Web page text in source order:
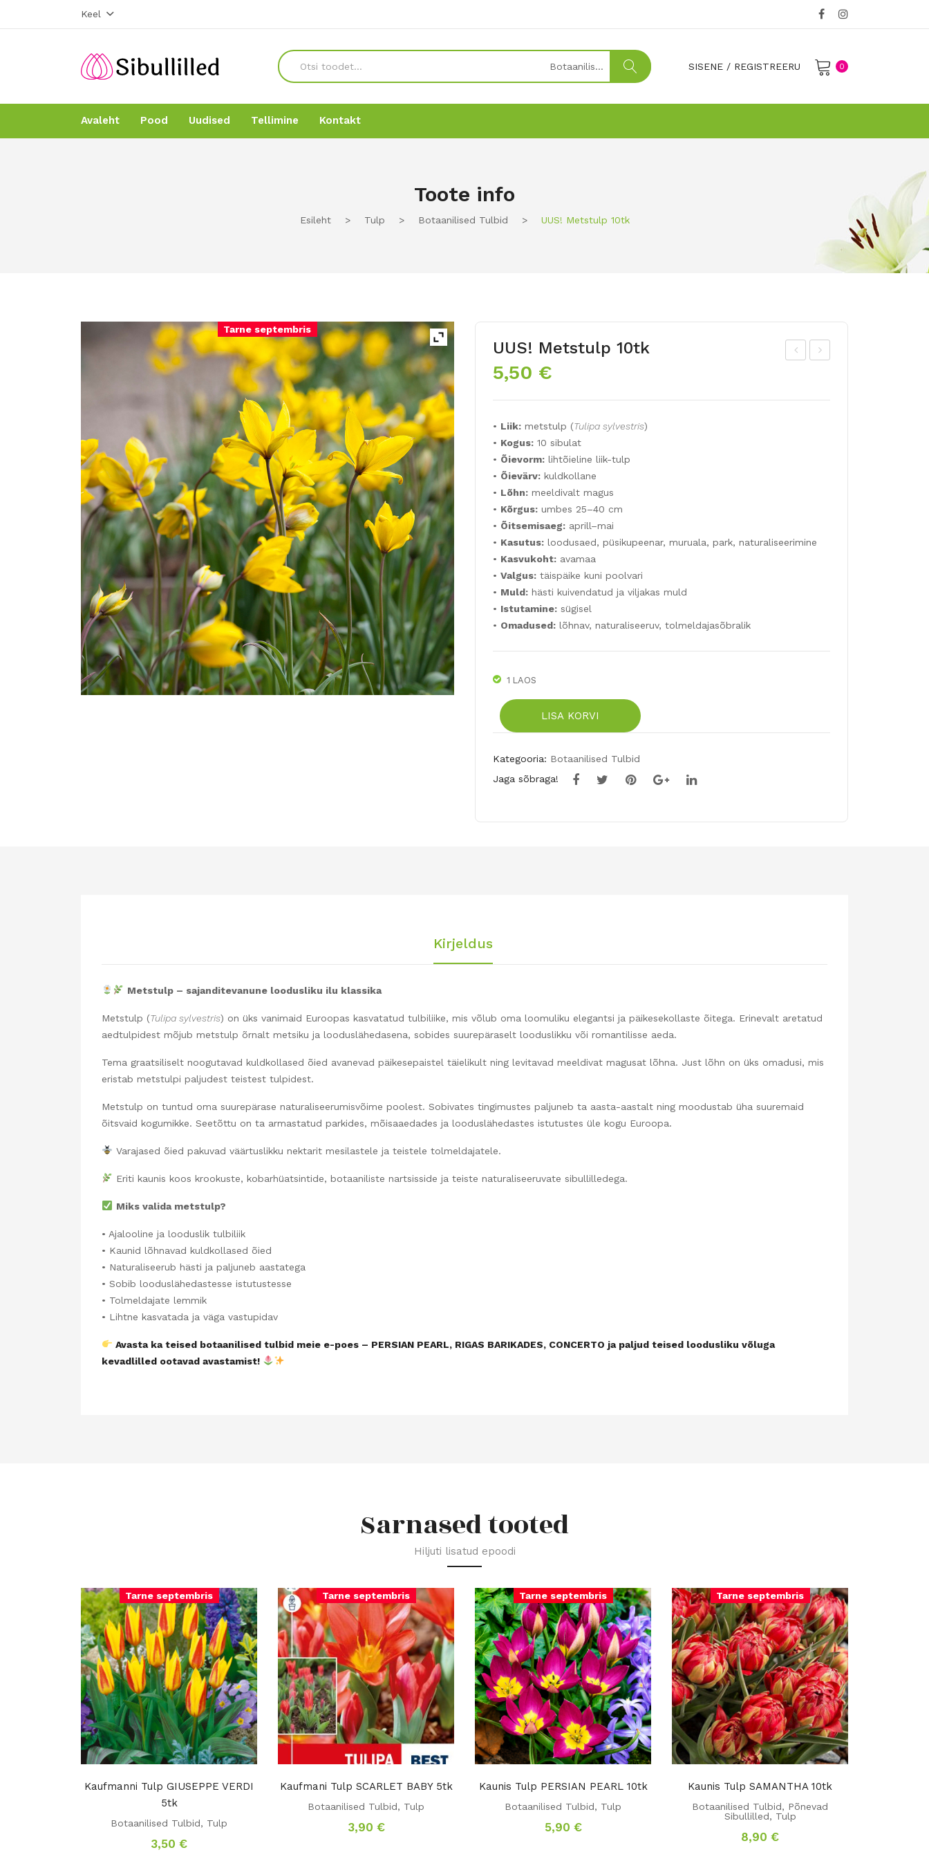
Keel
Botaanilised tulbid SISENE / REGISTREERU 0
Avaleht Pood Uudised Tellimine Kontakt
Toote info
Esileht > Tulp > Botaanilised Tulbid > UUS! Metstulp 10tk
Tarne septembris
OLI
UUS! Metstulp 10tk
5,50 €
• Liik: metstulp (Tulipa sylvestris)
• Kogus: 10 sibulat
• Õievorm: lihtõieline liik-tulp
• Õievärv: kuldkollane
• Lõhn: meeldivalt magus
• Kõrgus: umbes 25–40 cm
• Õitsemisaeg: aprill–mai
• Kasutus: loodusaed, püsikupeenar, muruala, park, naturaliseerimine
• Kasvukoht: avamaa
• Valgus: täispäike kuni poolvari
• Muld: hästi kuivendatud ja viljakas muld
• Istutamine: sügisel
• Omadused: lõhnav, naturaliseeruv, tolmeldajasõbralik
1 LAOS
UUS!
Metstulp
kogus
LISA KORVI
Kategooria: Botaanilised Tulbid
Jaga sõbraga!
Kirjeldus
Metstulp – sajanditevanune loodusliku ilu klassika
Metstulp (Tulipa sylvestris) on üks vanimaid Euroopas kasvatatud tulbiliike, mis võlub oma loomuliku elegantsi ja päikesekollaste õitega. Erinevalt aretatud
aedtulpidest mõjub metstulp õrnalt metsiku ja looduslähedasena, sobides suurepäraselt looduslikku või romantilisse aeda.
Tema graatsiliselt noogutavad kuldkollased õied avanevad päikesepaistel täielikult ning levitavad meeldivat magusat lõhna. Just lõhn on üks omadusi, mis
eristab metstulpi paljudest teistest tulpidest.
Metstulp on tuntud oma suurepärase naturaliseerumisvõime poolest. Sobivates tingimustes paljuneb ta aasta-aastalt ning moodustab üha suuremaid
õitsvaid kogumikke. Seetõttu on ta armastatud parkides, mõisaaedades ja looduslähedastes istutustes üle kogu Euroopa.
Varajased õied pakuvad väärtuslikku nektarit mesilastele ja teistele tolmeldajatele.
Eriti kaunis koos krookuste, kobarhüatsintide, botaaniliste nartsisside ja teiste naturaliseeruvate sibullilledega.
Miks valida metstulp?
• Ajalooline ja looduslik tulbiliik
• Kaunid lõhnavad kuldkollased õied
• Naturaliseerub hästi ja paljuneb aastatega
• Sobib looduslähedastesse istutustesse
• Tolmeldajate lemmik
• Lihtne kasvatada ja väga vastupidav
Avasta ka teised botaanilised tulbid meie e-poes – PERSIAN PEARL, RIGAS BARIKADES, CONCERTO ja paljud teised loodusliku võluga
kevadlilled ootavad avastamist!
Sarnased tooted
Hiljuti lisatud epoodi
Tarne septembris
Kaufmanni Tulp GIUSEPPE VERDI
5tk
Botaanilised Tulbid, Tulp
3,50 €
Tarne septembris
Kaufmani Tulp SCARLET BABY 5tk
Botaanilised Tulbid, Tulp
3,90 €
Tarne septembris
Kaunis Tulp PERSIAN PEARL 10tk
Botaanilised Tulbid, Tulp
5,90 €
Tarne septembris
Kaunis Tulp SAMANTHA 10tk
Botaanilised Tulbid, Põnevad
Sibullilled, Tulp
8,90 €